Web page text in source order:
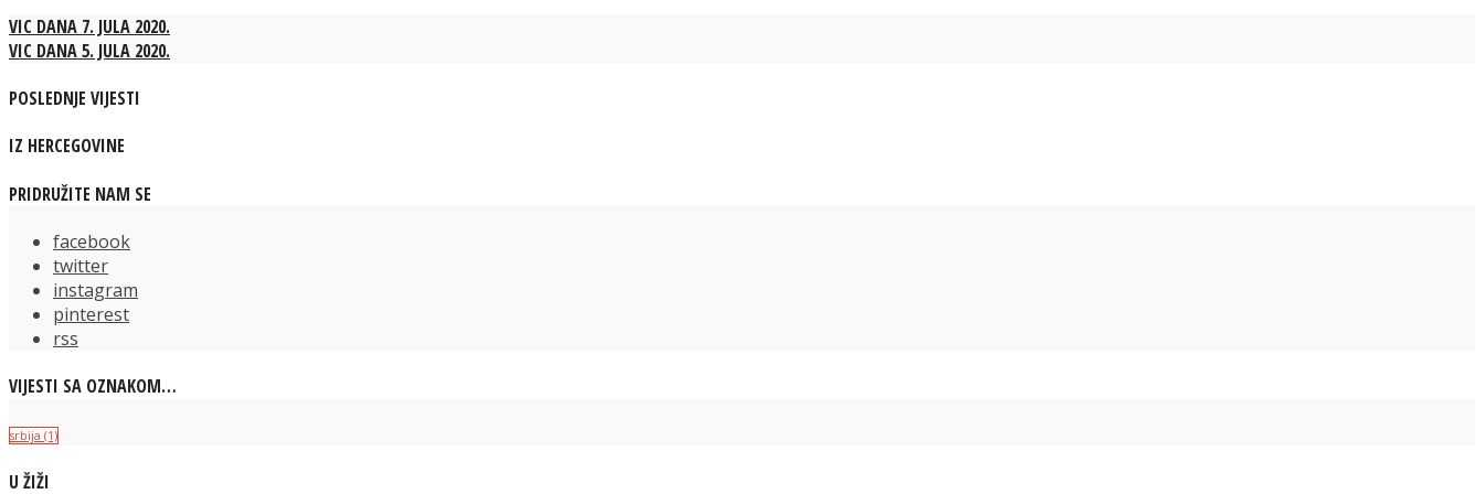
VIC DANA 7. JULA 2020.
VIC DANA 5. JULA 2020.
POSLEDNJE VIJESTI
IZ HERCEGOVINE
PRIDRUŽITE NAM SE
facebook
twitter
instagram
pinterest
rss
VIJESTI SA OZNAKOM…
srbija (1)
U ŽIŽI